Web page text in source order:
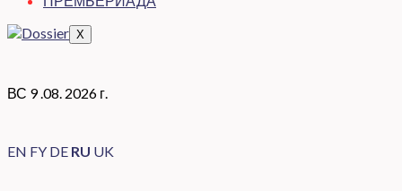
X
ВС 9 .08. 2026 г.
EN FY DE RU UK